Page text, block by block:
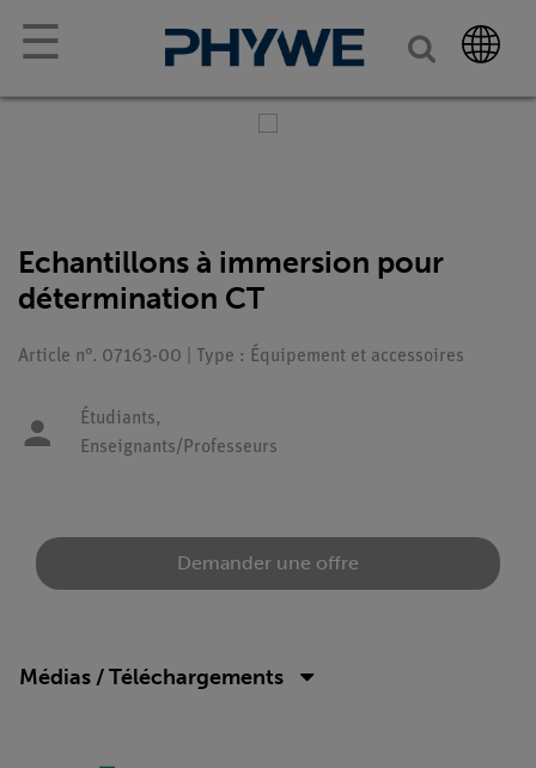
☰
Echantillons à immersion pour
détermination CT
Article n°. 07163-00 | Type : Équipement et accessoires
Étudiants,
Enseignants/Professeurs
Demander une offre
Médias / Téléchargements